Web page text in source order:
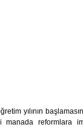
yılının
manada reformlara